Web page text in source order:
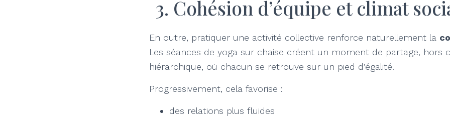
3. Cohésion d’équipe et climat
En outre, pratiquer une activité collective renforce naturellement la
Les séances de yoga sur chaise créent un moment de partage, hors
hiérarchique, où chacun se retrouve sur un pied d’égalité.
Progressivement, cela favorise :
des relations plus fluides